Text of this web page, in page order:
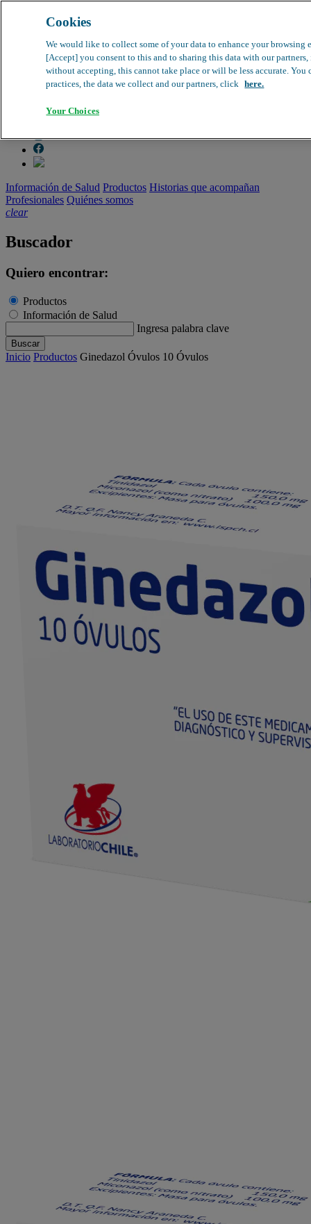
clear
Dirección médica
Farmacovigilancia
Objeción de calidad
Información de Salud Productos Historias que acompañan
Profesionales Quiénes somos
clear
Buscador
Quiero encontrar:
Productos
Información de Salud
Ingresa palabra clave
Buscar
Inicio Productos Ginedazol Óvulos 10 Óvulos
Cookies
We would like to collect some of your data to enhance your
[Accept] you consent to this and to sharing this data with our
without accepting, this cannot take place or will be less accurate.
practices, the data we collect and our partners, click here.
Your Choices